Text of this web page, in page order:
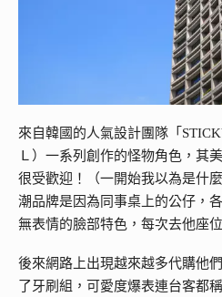
來自韓國的人氣設計團隊「
Ｌ）一系列創作的怪物角色，其
很受歡迎！（一開始我以為是什
潮品牌是因為同事桌上的公仔，
無表情的臉部特色，每次去他座
後來網路上出現越來越多代購他
了牙刷組，可愛度爆表連台客都